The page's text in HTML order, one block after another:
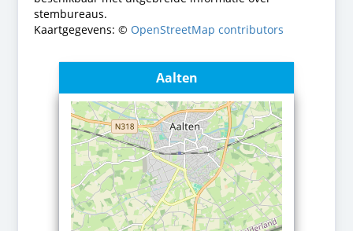
stembureaus.
Kaartgegevens: © OpenStreetMap contributors
Aalten